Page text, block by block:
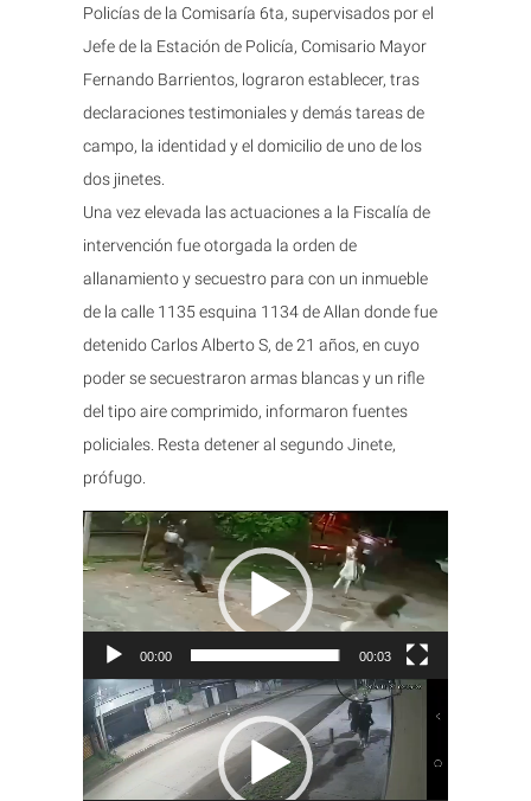
Policías de la Comisaría 6ta, supervisados por el
Jefe de la Estación de Policía, Comisario Mayor
Fernando Barrientos, lograron establecer, tras
declaraciones testimoniales y demás tareas de
campo, la identidad y el domicilio de uno de los
dos jinetes.
Una vez elevada las actuaciones a la Fiscalía de
intervención fue otorgada la orden de
allanamiento y secuestro para con un inmueble
de la calle 1135 esquina 1134 de Allan donde fue
detenido Carlos Alberto S, de 21 años, en cuyo
poder se secuestraron armas blancas y un rifle
del tipo aire comprimido, informaron fuentes
policiales. Resta detener al segundo Jinete,
prófugo.
Reproductor
de
vídeo
00:00 00:03
Reproductor
de
vídeo